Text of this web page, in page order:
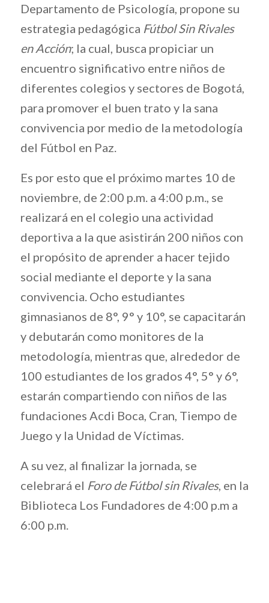
Departamento de Psicología, propone su
estrategia pedagógica Fútbol Sin Rivales
en Acción; la cual, busca propiciar un
encuentro significativo entre niños de
diferentes colegios y sectores de Bogotá,
para promover el buen trato y la sana
convivencia por medio de la metodología
del Fútbol en Paz.
Es por esto que el próximo martes 10 de
noviembre, de 2:00 p.m. a 4:00 p.m., se
realizará en el colegio una actividad
deportiva a la que asistirán 200 niños con
el propósito de aprender a hacer tejido
social mediante el deporte y la sana
convivencia. Ocho estudiantes
gimnasianos de 8°, 9° y 10°, se capacitarán
y debutarán como monitores de la
metodología, mientras que, alrededor de
100 estudiantes de los grados 4°, 5° y 6°,
estarán compartiendo con niños de las
fundaciones Acdi Boca, Cran, Tiempo de
Juego y la Unidad de Víctimas.
A su vez, al finalizar la jornada, se
celebrará el Foro de Fútbol sin Rivales, en la
Biblioteca Los Fundadores de 4:00 p.m a
6:00 p.m.